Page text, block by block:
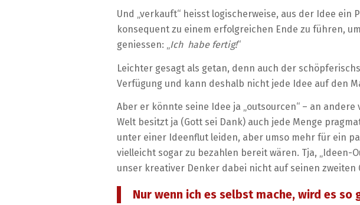
Und „verkauft“ heisst logischerweise, aus der Idee ein
konsequent zu einem erfolgreichen Ende zu führen,
geniessen: „Ich habe fertig!“
Leichter gesagt als getan, denn auch der
Verfügung und kann deshalb nicht jede Idee auf den
Aber er könnte seine Idee ja „outsourcen“ – an
Welt besitzt ja (Gott sei Dank) auch jede Menge
unter einer Ideenflut leiden, aber umso mehr für ein
vielleicht sogar zu bezahlen bereit wären. Tja, „Ideen-
unser kreativer Denker dabei nicht auf seinen zweiten
Nur wenn ich es selbst mache, wird es